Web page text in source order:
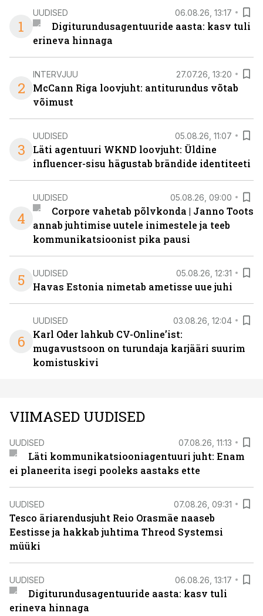
1
UUDISED 06.08.26, 13:17
Digiturundusagentuuride aasta: kasv tuli
erineva hinnaga
2
INTERVJUU 27.07.26, 13:20
McCann Riga loovjuht: antiturundus võtab
võimust
3
UUDISED 05.08.26, 11:07
Läti agentuuri WKND loovjuht: Üldine
influencer-sisu hägustab brändide identiteeti
4
UUDISED 05.08.26, 09:00
Corpore vahetab põlvkonda | Janno Toots
annab juhtimise uutele inimestele ja teeb
kommunikatsioonist pika pausi
5 UUDISED 05.08.26, 12:31
Havas Estonia nimetab ametisse uue juhi
6
UUDISED 03.08.26, 12:04
Karl Oder lahkub CV-Online’ist:
mugavustsoon on turundaja karjääri suurim
komistuskivi
VIIMASED UUDISED
UUDISED 07.08.26, 11:13
Läti kommunikatsiooniagentuuri juht: Enam
ei planeerita isegi pooleks aastaks ette
UUDISED 07.08.26, 09:31
Tesco äriarendusjuht Reio Orasmäe naaseb
Eestisse ja hakkab juhtima Threod Systemsi
müüki
UUDISED 06.08.26, 13:17
Digiturundusagentuuride aasta: kasv tuli
erineva hinnaga